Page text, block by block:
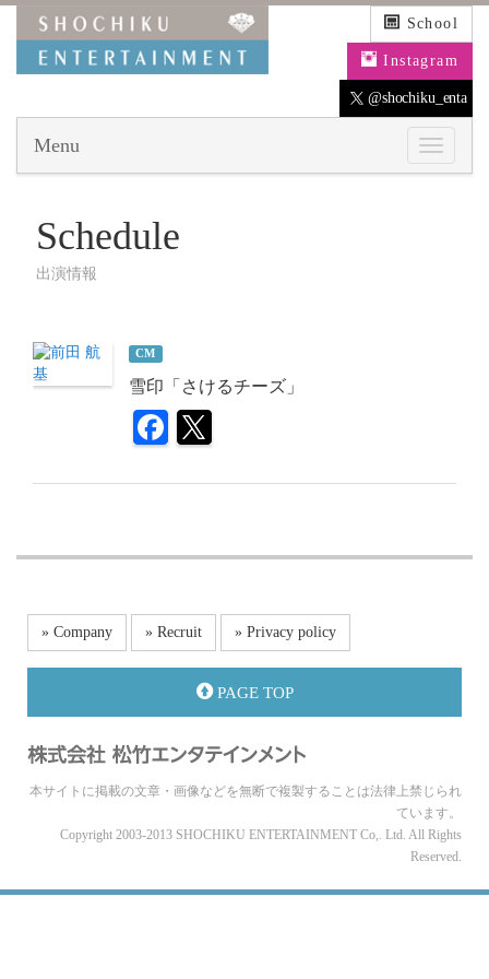
School
Instagram
@shochiku_enta
Menu
Schedule
出演情報
CM
雪印「さけるチーズ」
» Company » Recruit » Privacy policy
PAGE TOP
本サイトに掲載の文章・画像などを無断で複製することは法律上禁じられ
ています。
Copyright 2003-2013 SHOCHIKU ENTERTAINMENT Co,. Ltd. All Rights
Reserved.